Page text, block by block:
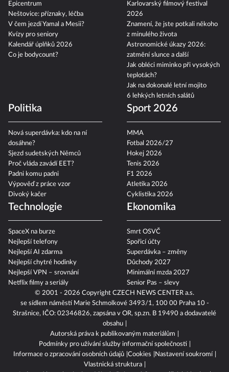
© 2001 - 2026 Copyright CZECH NEWS CENTER a.s.
se sídlem náměstí Marie Schmolkové 3493/1, 100 00 Praha 10 -
Strašnice, IČO: 02346826, zapsána v OR, sp.zn. B 19490 a dodavatelé
obsahu
Autorská práva k publikovaným materiálům
Podmínky pro užívání služby informační společnosti
Informace o zpracování osobních údajů Cookies
Nastavení soukromí
Vlastnická struktura
Epicentrum
Neštovice: příznaky, léčba
V čem jezdí Yamal a Mesii?
Kvízy pro seniory
Kalendář úplňků 2026
Co je bodycount?
Karlovarský filmový festival
2026
Znamení, že jste potkali někoho
z minulého života
Astronomické úkazy 2026:
zatmění slunce a další
Jak obléci miminko při vysokých
teplotách?
Jak na dokonalé letní mojito
6 lehkých letních salátů
Politika
Nová superdávka: kdo na ní
dosáhne?
Sjezd sudetských Němců
Proč vláda zavádí EET?
Padni komu padni
Výpověď z práce vzor
Divoký kačer
Sport 2026
MMA
Fotbal 2026/27
Hokej 2026
Tenis 2026
F1 2026
Atletika 2026
Cyklistika 2026
Technologie
SpaceX na burze
Nejlepší telefony
Nejlepší AI zdarma
Nejlepší chytré hodinky
Nejlepší VPN – srovnání
Netflix filmy a seriály
Ekonomika
Smrt OSVČ
Spořicí účty
Superdávka – změny
Důchody 2027
Minimální mzda 2027
Senior Pas – slevy